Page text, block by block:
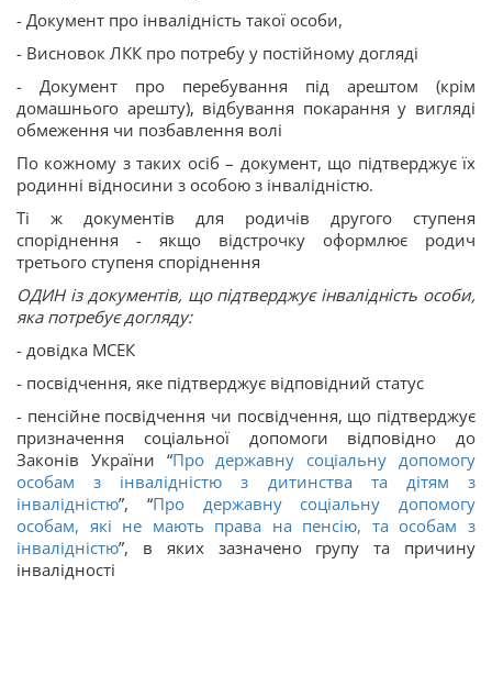
- Документ про інвалідність такої особи,
- Висновок ЛКК про потребу у постійному догляді
- Документ про перебування під арештом (крім
домашнього арешту), відбування покарання у вигляді
обмеження чи позбавлення волі
По кожному з таких осіб – документ, що підтверджує їх
родинні відносини з особою з інвалідністю.
Ті ж документів для родичів другого ступеня
споріднення - якщо відстрочку оформлює родич
третього ступеня споріднення
ОДИН із документів, що підтверджує інвалідність особи,
якапотребує догляду:
- довідка МСЕК
- посвідчення, яке підтверджує відповідний статус
- пенсійне посвідчення чи посвідчення, що підтверджує
призначення соціальної допомоги відповідно до
Законів України “Про державну соціальну допомогу
особам з інвалідністю з дитинства та дітям з
інвалідністю”, “Про державну соціальну допомогу
особам, які не мають права на пенсію, та особам з
інвалідністю”, в яких зазначено групу та причину
інвалідності